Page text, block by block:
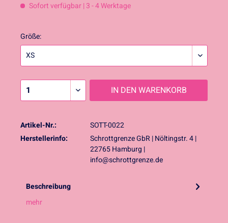
Sofort verfügbar | 3 - 4 Werktage
Größe:
IN DEN WARENKORB
Artikel-Nr.:
SOTT-0022
Herstellerinfo:
Schrottgrenze GbR | Nöltingstr. 4 |
22765 Hamburg |
info@schrottgrenze.de
Beschreibung
mehr